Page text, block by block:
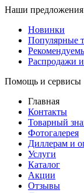
Наши предложения
Новинки
Популярные
Распродажи
Помощь и сервисы
Главная
Контакты
Товарный
Фотогалерея
Диллерам и
Услуги
Каталог
Акции
Отзывы